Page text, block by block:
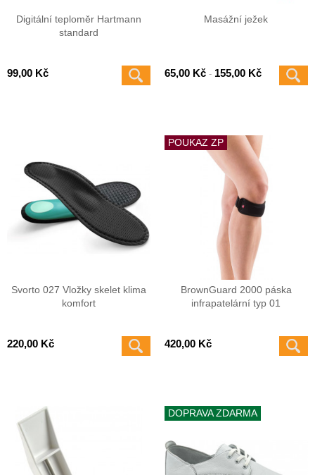
Digitální teploměr Hartmann
standard
99,00 Kč
Masážní ježek
65,00 Kč- 155,00 Kč
Svorto 027 Vložky skelet klima
komfort
220,00 Kč
POUKAZ ZP
BrownGuard 2000 páska
infrapatelární typ 01
420,00 Kč
DOPRAVA ZDARMA